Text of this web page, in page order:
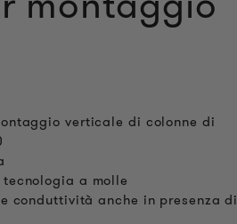
verticale di colonne di
a molle
conduttività anche in presenza di